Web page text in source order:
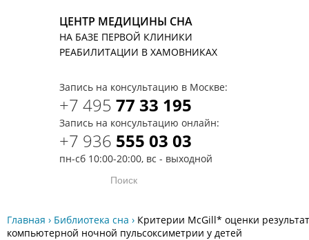
ЦЕНТР МЕДИЦИНЫ СНА
НА БАЗЕ ПЕРВОЙ КЛИНИКИ
РЕАБИЛИТАЦИИ В ХАМОВНИКАХ
Запись на консультацию в Москве:
+7 495 77 33 195
Запись на консультацию онлайн:
+7 936 555 03 03
пн-сб 10:00-20:00, вс - выходной
Главная › Библиотека сна › Критерии McGill* оценки
компьютерной ночной пульсоксиметрии у детей